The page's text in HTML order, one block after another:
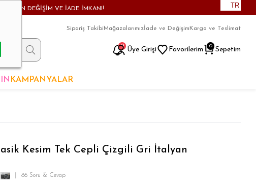
DEĞİŞİM VE İADE İMKANI! TR
9
Sipariş TakibiMağazalarımız İade ve Değişim Kargo ve Teslimat
Üye Girişi Favorilerim Sepetim
0
KAMPANYALAR
Kesim Tek Cepli Çizgili Gri İtalyan
86 Soru & Cevap